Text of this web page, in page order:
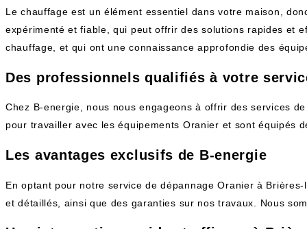
Le chauffage est un élément essentiel dans votre maison,
expérimenté et fiable, qui peut offrir des solutions rapides et
chauffage, et qui ont une connaissance approfondie des
Des professionnels qualifiés à votre
Chez B-energie, nous nous engageons à offrir des services
pour travailler avec les équipements Oranier et sont équipés
Les avantages exclusifs de B-energie
En optant pour notre service de dépannage Oranier à
et détaillés, ainsi que des garanties sur nos travaux. Nous